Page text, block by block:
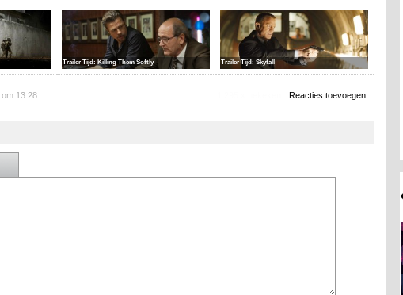
Trailer Tijd: Killing Them Softly Trailer Tijd: Skyfall
om 13:28 Reacties toevoegen